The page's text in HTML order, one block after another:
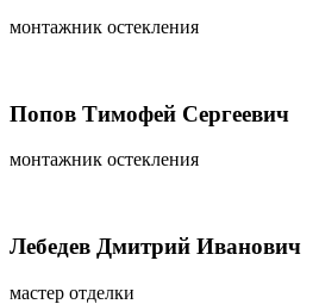
монтажник остекления
Попов Тимофей Сергеевич
монтажник остекления
Лебедев Дмитрий Иванович
мастер отделки